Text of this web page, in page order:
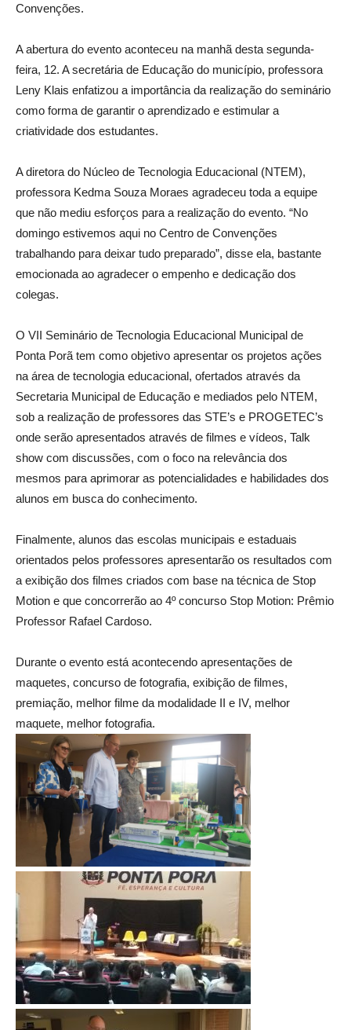
Convenções.
A abertura do evento aconteceu na manhã desta segunda-
feira, 12. A secretária de Educação do município, professora
Leny Klais enfatizou a importância da realização do seminário
como forma de garantir o aprendizado e estimular a
criatividade dos estudantes.
A diretora do Núcleo de Tecnologia Educacional (NTEM),
professora Kedma Souza Moraes agradeceu toda a equipe
que não mediu esforços para a realização do evento. “No
domingo estivemos aqui no Centro de Convenções
trabalhando para deixar tudo preparado”, disse ela, bastante
emocionada ao agradecer o empenho e dedicação dos
colegas.
O VII Seminário de Tecnologia Educacional Municipal de
Ponta Porã tem como objetivo apresentar os projetos ações
na área de tecnologia educacional, ofertados através da
Secretaria Municipal de Educação e mediados pelo NTEM,
sob a realização de professores das STE’s e PROGETEC’s
onde serão apresentados através de filmes e vídeos, Talk
show com discussões, com o foco na relevância dos
mesmos para aprimorar as potencialidades e habilidades dos
alunos em busca do conhecimento.
Finalmente, alunos das escolas municipais e estaduais
orientados pelos professores apresentarão os resultados com
a exibição dos filmes criados com base na técnica de Stop
Motion e que concorrerão ao 4º concurso Stop Motion: Prêmio
Professor Rafael Cardoso.
Durante o evento está acontecendo apresentações de
maquetes, concurso de fotografia, exibição de filmes,
premiação, melhor filme da modalidade II e IV, melhor
maquete, melhor fotografia.